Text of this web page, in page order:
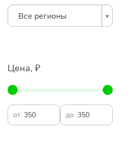
Все регионы
Цена, ₽
от до